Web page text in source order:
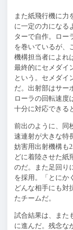
また紙飛行機に力
に一定の力になる
ターで自作。ロー
を巻いているが、
機構担当者によれ
最終的にセメダイ
という。セメダイ
だ。出射部はサー
ローラの回転速度
十分に対応できる
前出のように、同
速連射が大きな特
妨害用出射機構も
どに着陸させた紙
のだ。また足回り
を採用。「とにか
どんな相手にも対
たチームだ。
試合結果は、また
に進んだ。残念な